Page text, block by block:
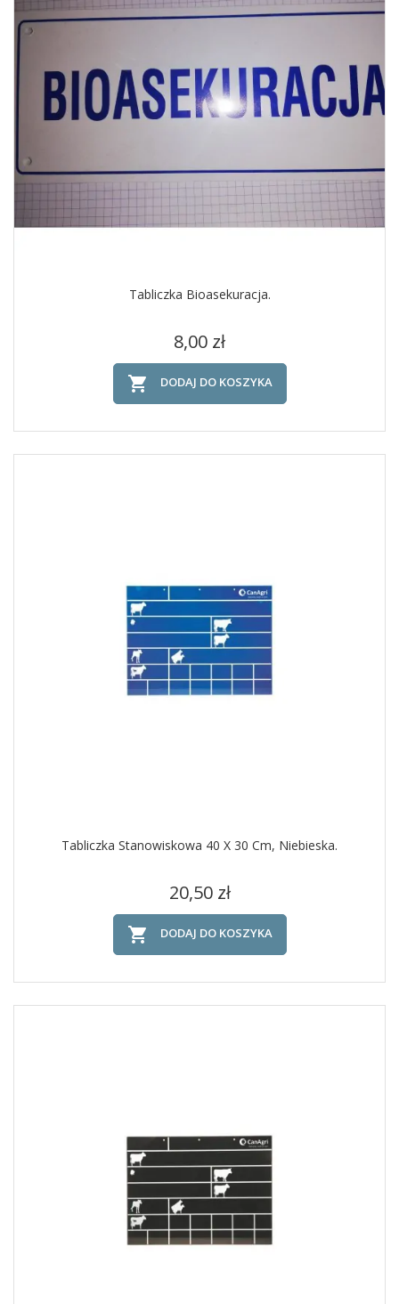
Tabliczka Bioasekuracja.
Cena
8,00 zł
 DODAJ DO KOSZYKA
Tabliczka Stanowiskowa 40 X 30 Cm, Niebieska.
Cena
20,50 zł
 DODAJ DO KOSZYKA